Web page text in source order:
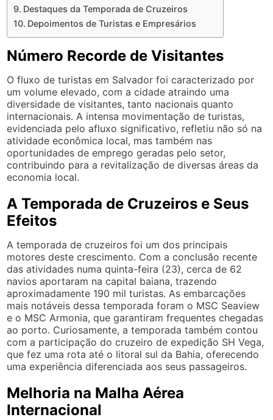
Destaques da Temporada de Cruzeiros
Depoimentos de Turistas e Empresários
Número Recorde de Visitantes
O fluxo de turistas em Salvador foi caracterizado por
um volume elevado, com a cidade atraindo uma
diversidade de visitantes, tanto nacionais quanto
internacionais. A intensa movimentação de turistas,
evidenciada pelo afluxo significativo, refletiu não só na
atividade econômica local, mas também nas
oportunidades de emprego geradas pelo setor,
contribuindo para a revitalização de diversas áreas da
economia local.
A Temporada de Cruzeiros e Seus
Efeitos
A temporada de cruzeiros foi um dos principais
motores deste crescimento. Com a conclusão recente
das atividades numa quinta-feira (23), cerca de 62
navios aportaram na capital baiana, trazendo
aproximadamente 190 mil turistas. As embarcações
mais notáveis dessa temporada foram o MSC Seaview
e o MSC Armonia, que garantiram frequentes chegadas
ao porto. Curiosamente, a temporada também contou
com a participação do cruzeiro de expedição SH Vega,
que fez uma rota até o litoral sul da Bahia, oferecendo
uma experiência diferenciada aos seus passageiros.
Melhoria na Malha Aérea
Internacional